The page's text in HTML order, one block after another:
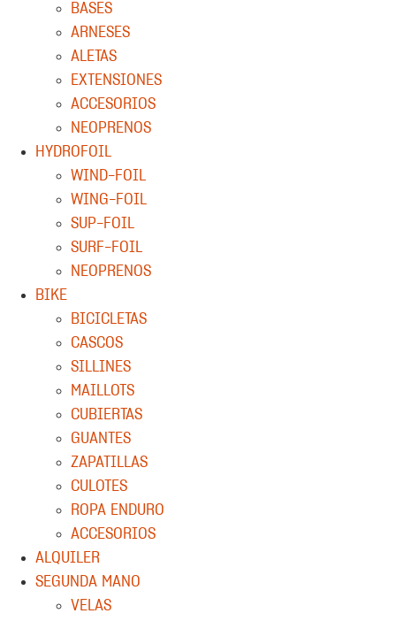
BASES
ARNESES
ALETAS
EXTENSIONES
ACCESORIOS
NEOPRENOS
HYDROFOIL
WIND-FOIL
WING-FOIL
SUP-FOIL
SURF-FOIL
NEOPRENOS
BIKE
BICICLETAS
CASCOS
SILLINES
MAILLOTS
CUBIERTAS
GUANTES
ZAPATILLAS
CULOTES
ROPA ENDURO
ACCESORIOS
ALQUILER
SEGUNDA MANO
VELAS